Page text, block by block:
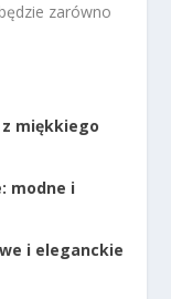
zarówno
z miękkiego
modne i
i eleganckie